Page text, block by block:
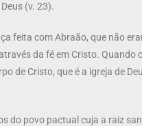
(v. 23).
feita com Abraão, que não
da fé em Cristo. Quando
de Cristo, que é a igreja de
do povo pactual cuja a raiz